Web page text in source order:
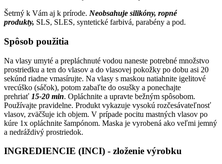
Šetrný k Vám aj k prírode. Neobsahuje silikóny, ropné
produkty, SLS, SLES, syntetické farbivá, parabény a pod.
Spôsob použitia
Na vlasy umyté a prepláchnuté vodou naneste potrebné množstvo
prostriedku a ten do vlasov a do vlasovej pokožky po dobu asi 20
sekúnd riadne vmasírujte. Na vlasy s maskou natiahnite igelitové
vrecúško (sáčok), potom zabaľte do osušky a ponechajte
prehriať 15-20 min. Opláchnite a upravte bežným spôsobom.
Používajte pravidelne. Produkt vykazuje vysokú rozčesávateľnosť
vlasov, zväčšuje ich objem. V prípade pocitu mastných vlasov po
kúre 1x opláchnite šampónom. Maska je vyrobená ako veľmi jemný
a nedráždivý prostriedok.
INGREDIENCIE (INCI) - zloženie výrobku